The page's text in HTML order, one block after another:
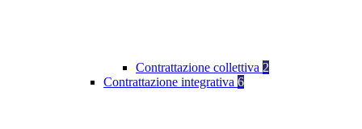
Contrattazione collettiva 2
Contrattazione integrativa 6